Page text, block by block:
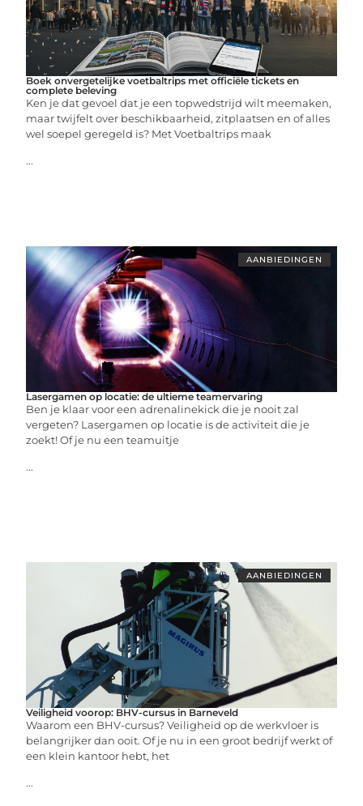
Boek onvergetelijke voetbaltrips met officiële tickets en
complete beleving
Ken je dat gevoel dat je een topwedstrijd wilt meemaken,
maar twijfelt over beschikbaarheid, zitplaatsen en of alles
wel soepel geregeld is? Met Voetbaltrips maak
...
AANBIEDINGEN
Lasergamen op locatie: de ultieme teamervaring
Ben je klaar voor een adrenalinekick die je nooit zal
vergeten? Lasergamen op locatie is de activiteit die je
zoekt! Of je nu een teamuitje
...
AANBIEDINGEN
Veiligheid voorop: BHV-cursus in Barneveld
Waarom een BHV-cursus? Veiligheid op de werkvloer is
belangrijker dan ooit. Of je nu in een groot bedrijf werkt of
een klein kantoor hebt, het
...